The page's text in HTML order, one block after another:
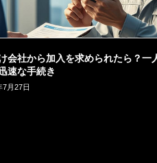
会社から加入を求められたら？一
速な手続き
7月27日